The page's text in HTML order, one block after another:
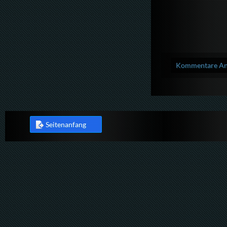
Kommentare
Seitenanfang